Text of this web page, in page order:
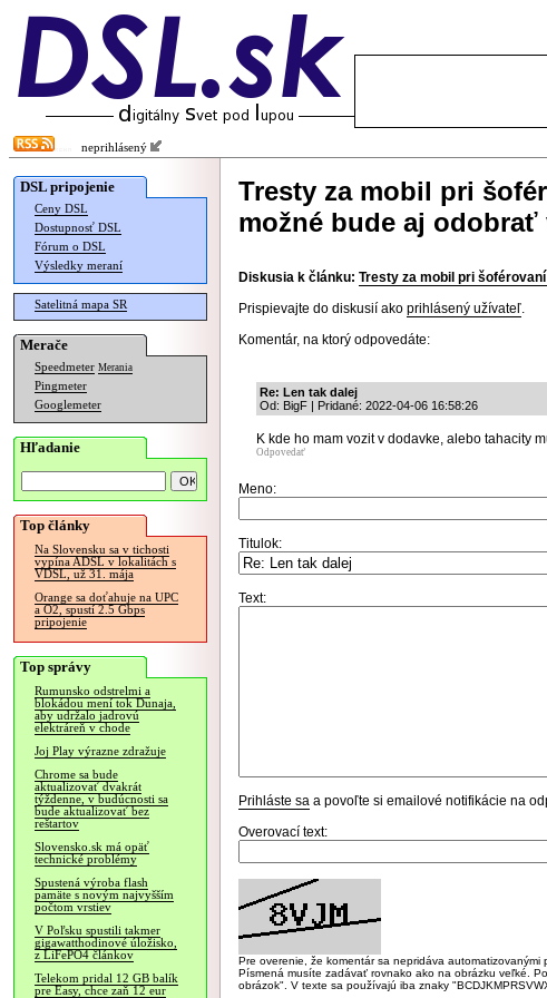
neprihlásený
DSL pripojenie
Ceny DSL
Dostupnosť DSL
Fórum o DSL
Výsledky meraní
Satelitná mapa SR
Merače
Speedmeter Merania
Pingmeter
Googlemeter
Hľadanie
Top články
Na Slovensku sa v tichosti
vypína ADSL v lokalitách s
VDSL, už 31. mája
Orange sa doťahuje na UPC
a O2, spustí 2.5 Gbps
pripojenie
Top správy
Rumunsko odstrelmi a
blokádou mení tok Dunaja,
aby udržalo jadrovú
elektráreň v chode
Joj Play výrazne zdražuje
Chrome sa bude
aktualizovať dvakrát
týždenne, v budúcnosti sa
bude aktualizovať bez
reštartov
Slovensko.sk má opäť
technické problémy
Spustená výroba flash
pamäte s novým najvyšším
počtom vrstiev
V Poľsku spustili takmer
gigawatthodinové úložisko,
z LiFePO4 článkov
Telekom pridal 12 GB balík
pre Easy, chce zaň 12 eur
Tresty za mobil pri
možné bude aj odobrať
Diskusia k článku: Tresty za mobil pri
Prispievajte do diskusií ako prihlásený užívateľ.
Komentár, na ktorý odpovedáte:
Re: Len tak dalej
Od: BigF | Pridané: 2022-04-06 16:58:26
K kde ho mam vozit v dodavke, alebo tahacity
Odpovedať
Meno:
Titulok:
Text:
Prihláste sa a povoľte si emailové notifikácie na
Overovací text:
Pre overenie, že komentár sa nepridáva
Písmená musíte zadávať rovnako ako na obrázku veľké.
obrázok". V texte sa používajú iba znaky